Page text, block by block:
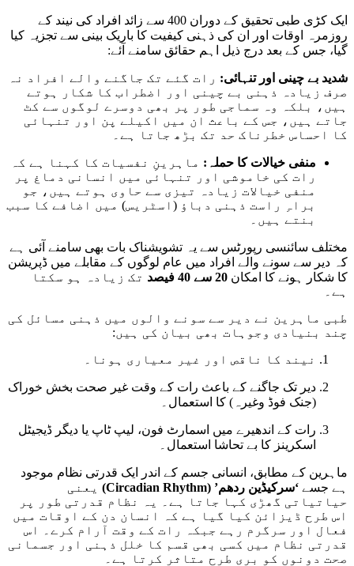
ایک کڑی طبی تحقیق کے دوران 400 سے زائد افراد کی نیند کے
روزمرہ اوقات اور ان کی ذہنی کیفیت کا باریک بینی سے تجزیہ کیا
گیا، جس کے بعد درج ذیل اہم حقائق سامنے آئے:
شدید بے چینی اور تنہائی: رات گئے تک جاگنے والے افراد نہ
صرف زیادہ ذہنی بے چینی اور اضطراب کا شکار ہوتے
ہیں، بلکہ وہ سماجی طور پر بھی دوسرے لوگوں سے کٹ
جاتے ہیں، جس کے باعث ان میں اکیلے پن اور تنہائی
کا احساس خطرناک حد تک بڑھ جاتا ہے۔
منفی خیالات کا حملہ: ماہرینِ نفسیات کا کہنا ہے کہ
رات کی خاموشی اور تنہائی میں انسانی دماغ پر
منفی خیالات زیادہ تیزی سے حاوی ہوتے ہیں، جو
براہِ راست ذہنی دباؤ (اسٹریس) میں اضافے کا سبب
بنتے ہیں۔
مختلف سائنسی رپورٹس سے یہ تشویشناک بات بھی سامنے آئی ہے
کہ دیر سے سونے والے افراد میں عام لوگوں کے مقابلے میں ڈپریشن
کا شکار ہونے کا امکان 20 سے 40 فیصد
تک زیادہ ہو سکتا
ہے۔
طبی ماہرین نے دیر سے سونے والوں میں ذہنی مسائل کی
چند بنیادی وجوہات بھی بیان کی ہیں:
نیند کا ناقص اور غیر معیاری ہونا۔
دیر تک جاگنے کے باعث رات کے وقت غیر صحت بخش خوراک
(جنک فوڈ وغیرہ) کا استعمال۔
رات کے اندھیرے میں اسمارٹ فون، لیپ ٹاپ یا دیگر ڈیجیٹل
اسکرینز کا بے تحاشا استعمال۔
ماہرین کے مطابق، انسانی جسم کے اندر ایک قدرتی نظام موجود
ہے جسے ‘سرکیڈین ردھم’ (Circadian Rhythm)
یعنی
حیاتیاتی گھڑی کہا جاتا ہے۔ یہ نظام قدرتی طور پر
اس طرح ڈیزائن کیا گیا ہے کہ انسان دن کے اوقات میں
فعال اور سرگرم رہے جبکہ رات کے وقت آرام کرے۔ اس
قدرتی نظام میں کسی بھی قسم کا خلل ذہنی اور جسمانی
صحت دونوں کو بری طرح متاثر کرتا ہے۔